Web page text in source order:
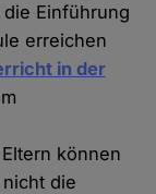
Einführung
erreichen
in der
können
die